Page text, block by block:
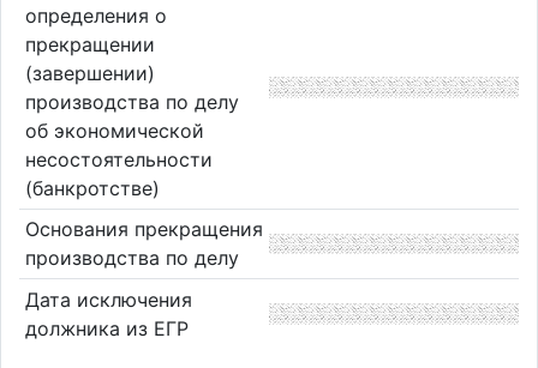
определения о
прекращении
(завершении)
производства по делу
об экономической
несостоятельности
(банкротстве)
Основания прекращения
производства по делу
Дата исключения
должника из ЕГР